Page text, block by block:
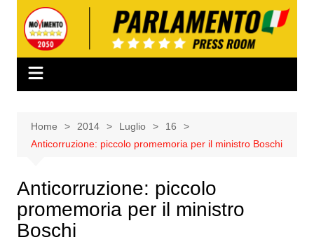
contenuto
Home 2014 Luglio
16
Anticorruzione: piccolo promemoria per il ministro Boschi
Anticorruzione: piccolo
promemoria per il ministro
Boschi